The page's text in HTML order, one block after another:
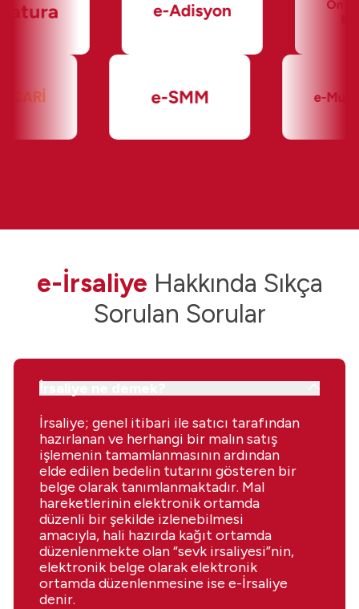
e-İrsaliye Hakkında Sıkça
Sorulan Sorular
İrsaliye; genel itibari ile satıcı tarafından
hazırlanan ve herhangi bir malın satış
işlemenin tamamlanmasının ardından
elde edilen bedelin tutarını gösteren bir
belge olarak tanımlanmaktadır. Mal
hareketlerinin elektronik ortamda
düzenli bir şekilde izlenebilmesi
amacıyla, hali hazırda kağıt ortamda
düzenlenmekte olan “sevk irsaliyesi”nin,
elektronik belge olarak elektronik
ortamda düzenlenmesine ise e-İrsaliye
denir.